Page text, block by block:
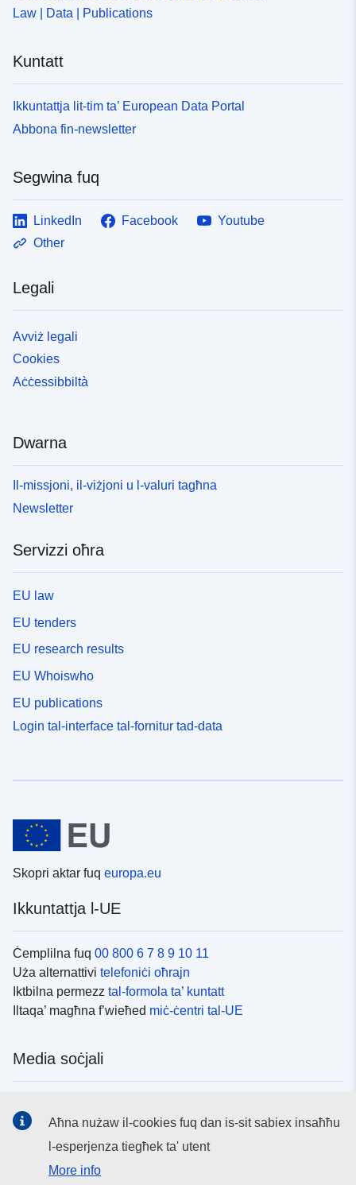
Law | Data | Publications
Kuntatt
Ikkuntattja lit-tim ta’ European Data Portal
Abbona fin-newsletter
Segwina fuq
LinkedIn Facebook
Youtube
Other
Legali
Avviż legali
Cookies
Aċċessibbiltà
Dwarna
Il-missjoni, il-viżjoni u l-valuri tagħna
Newsletter
Servizzi oħra
EU law
EU tenders
EU research results
EU Whoiswho
EU publications
Login tal-interface tal-fornitur tad-data
Skopri aktar fuq europa.eu
Ikkuntattja l-UE
Ċemplilna fuq 00 800 6 7 8 9 10 11
Uża alternattivi telefoniċi oħrajn
Iktbilna permezz tal-formola ta’ kuntatt
Iltaqa’ magħna f’wieħed miċ-ċentri tal-UE
Media soċjali
L-istituzzjonijiet u l-korpi tal-UE
Aħna nużaw il-cookies fuq dan is-sit sabiex insaħħu
l-esperjenza tiegħek ta' utent
More info